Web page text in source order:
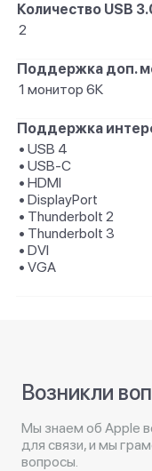
Количество USB
2
Поддержка доп.
1 монитор 6К
Поддержка
• USB 4
• USB-C
• HDMI
• DisplayPort
• Thunderbolt 2
• Thunderbolt 3
• DVI
• VGA
Возникли
Мы знаем об Apple
для связи, и мы
вопросы.